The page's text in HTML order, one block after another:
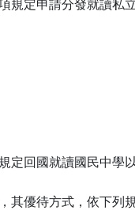
規定申請分發就讀私
定回國就讀國民中學
其優待方式，依下列